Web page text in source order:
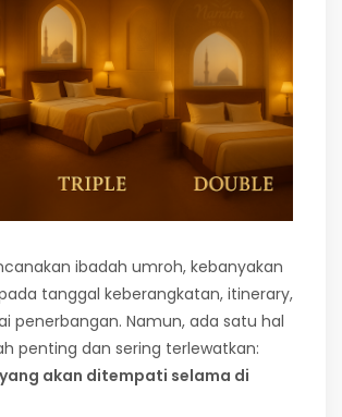
ibadah umroh, kebanyakan
tanggal keberangkatan, itinerary,
penerbangan. Namun, ada satu hal
penting dan sering terlewatkan:
akan ditempati selama di